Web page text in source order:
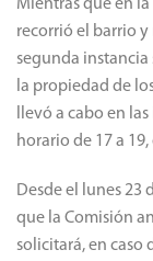
Mientras que en
recorrió el barrio y
segunda
la propiedad de
llevó a cabo en
horario de 17 a
Desde el lunes 23
que la Comisión
solicitará, en caso